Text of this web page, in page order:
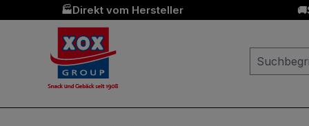
Zur Hauptnavigation springen
🏭Direkt vom Hersteller 🚚